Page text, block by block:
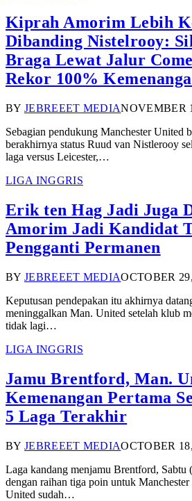
Kiprah Amorim Lebih
Dibanding Nistelrooy:
Braga Lewat Jalur
Rekor 100%
BY JEBREEET MEDIANOVEMBER
Sebagian pendukung Manchester United
berakhirnya status Ruud van Nistlerooy
laga versus Leicester,…
LIGA INGGRIS
Erik ten Hag Jadi Juga
Amorim Jadi Kandidat
Pengganti Permanen
BY JEBREEET MEDIAOCTOBER
Keputusan pendepakan itu akhirnya
meninggalkan Man. United setelah klub
tidak lagi…
LIGA INGGRIS
Jamu Brentford, Man.
Kemenangan Pertama
5 Laga Terakhir
BY JEBREEET MEDIAOCTOBER
Laga kandang menjamu Brentford, Sabtu
dengan raihan tiga poin untuk
United sudah…